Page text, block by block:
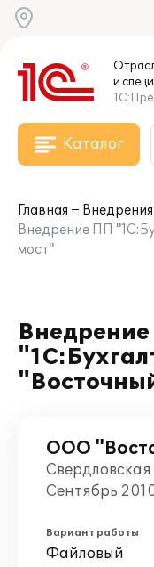
и
Каталог
Главная
Внедрения
Внедрение ПП
мост"
ООО
Свердловская
Сентябрь
Вариант работы
Файловый